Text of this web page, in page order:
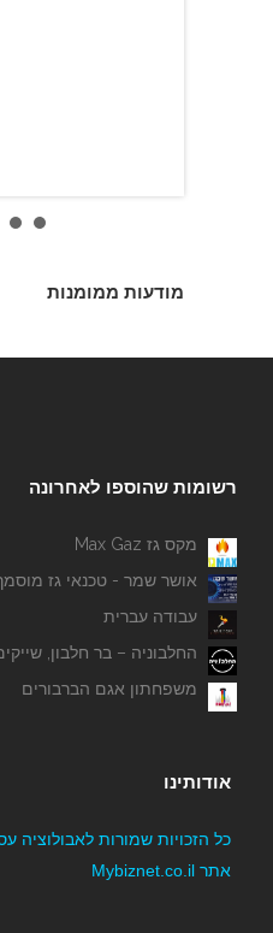
מודעות ממומנות
רשומות שהוספו לאחרונה
מקס גז Max Gaz
אושר שמר - טכנאי גז
עבודה עברית
החלבוניה – בר חלבון,
משפחתון אגם הברבורים
אודותינו
אתר Mybiznet.co.il